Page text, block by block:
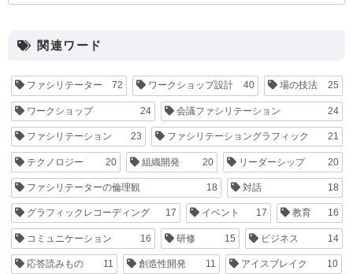
関連ワード
ファシリテーター 72 ワークショップ設計 40 場の技法 25
ワークショップ 24 会議ファシリテーション 24
ファシリテーション 23 ファシリテーショングラフィック 21
テクノロジー 20 組織開発 20 リーダーシップ 20
ファシリテーターの倫理観 18 対話 18
グラフィックレコーディング 17 イベント 17 教育 16
コミュニケーション 16 研修 15 ビジネス 14
応答読みもの 11 創造性開発 11 アイスブレイク 10